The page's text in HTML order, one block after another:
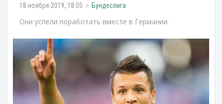
18 ноября 2019, 18:05 Бундеслига
Они успели поработать вместе в Германии.